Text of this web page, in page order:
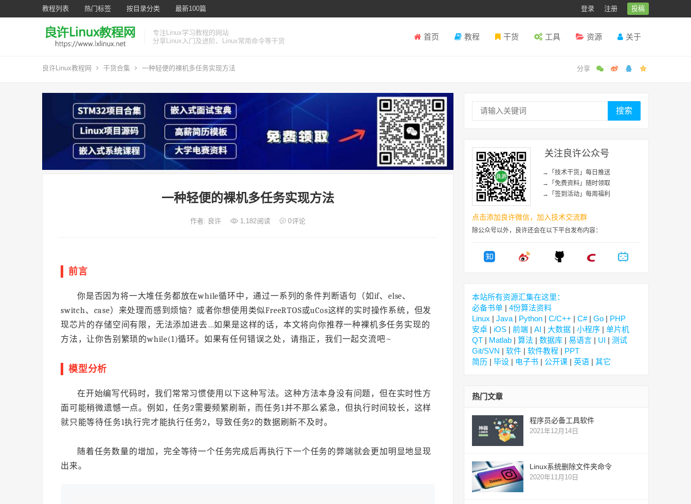
教程列表 热门标签 按目录分类 最新100篇 登录 注册 投稿
专注Linux学习教程的网站
分享Linux入门及进阶、Linux常用命令等干货
首页 教程 干货 工具 资源 关于
良许Linux教程网 干货合集 一种轻便的裸机多任务实现方法
一种轻便的裸机多任务实现方法
作者: 良许 1,182阅读 0评论
前言
你是否因为将一大堆任务都放在while循环中，通过一系列的条件判断语句（如if、else、
switch、case）来处理而感到烦恼？或者你想使用类似FreeRTOS或uCos这样的实时操作系统，但发
现芯片的存储空间有限，无法添加进去…如果是这样的话，本文将向你推荐一种裸机多任务实现的
方法，让你告别繁琐的while(1)循环。如果有任何错误之处，请指正，我们一起交流吧~
模型分析
在开始编写代码时，我们常常习惯使用以下这种写法。这种方法本身没有问题，但在实时性方
面可能稍微遗憾一点。例如，任务2需要频繁刷新，而任务1并不那么紧急，但执行时间较长，这样
就只能等待任务1执行完才能执行任务2，导致任务2的数据刷新不及时。
随着任务数量的增加，完全等待一个任务完成后再执行下一个任务的弊端就会更加明显地显现
出来。
搜索
关注良许公众号
→「技术干货」每日推送
→「免费资料」随时领取
→「签到活动」每周福利
点击添加良许微信，加入技术交流群
除公众号以外，良许还会在以下平台发布内容：
本站所有资源汇集在这里：
必备书单 | 4份算法资料
Linux | Java | Python | C/C++ | C#| Go | PHP
安卓 | iOS | 前端 | AI | 大数据 | 小程序 | 单片机
QT | Matlab | 算法 | 数据库 | 易语言 | UI | 测试
Git/SVN | 软件 | 软件教程 | PPT
简历 | 毕设 | 电子书 | 公开课 | 英语 | 其它
热门文章
程序员必备工具软件
2021年12月14日
Linux系统删除文件夹命令
2020年11月10日